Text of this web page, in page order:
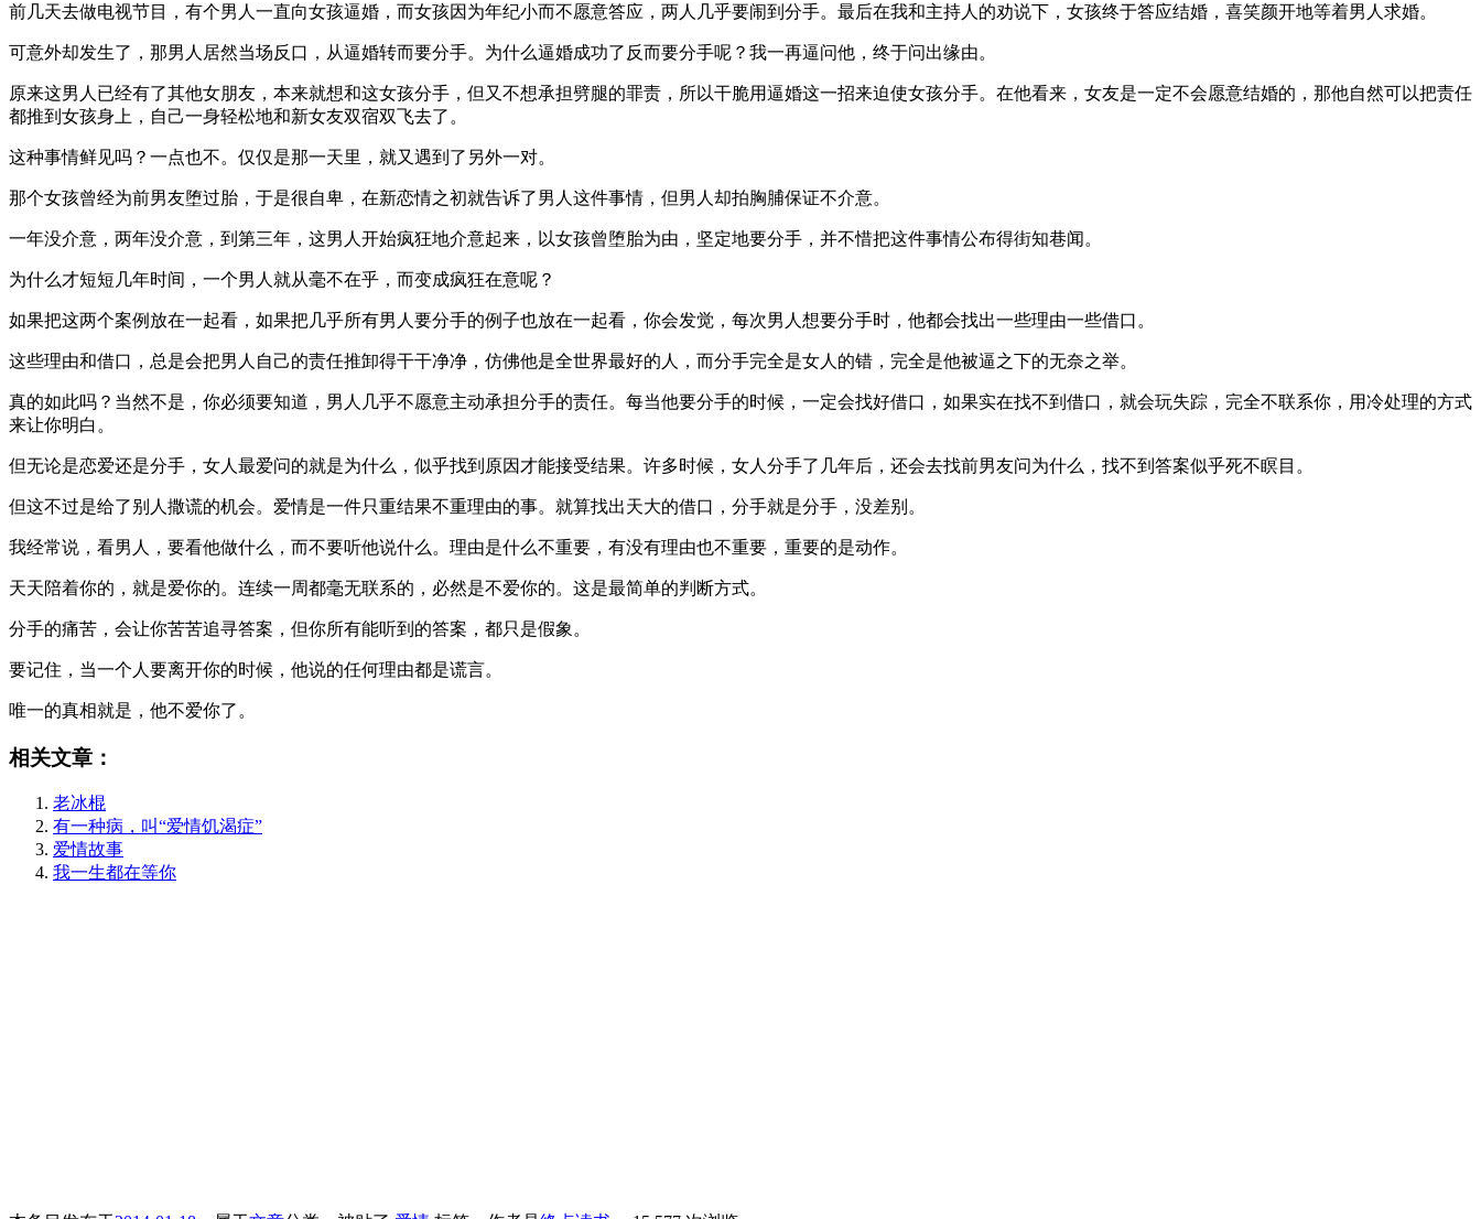
前几天去做电视节目，有个男人一直向女孩逼婚，而女孩因为年纪小而不愿意答应，两人几乎要闹到分手。最后在我和主持人的劝说下，女孩终于答应结婚，喜笑颜开地等着男人求婚。
可意外却发生了，那男人居然当场反口，从逼婚转而要分手。为什么逼婚成功了反而要分手呢？我一再逼问他，终于问出缘由。
原来这男人已经有了其他女朋友，本来就想和这女孩分手，但又不想承担劈腿的罪责，所以干脆用逼婚这一招来迫使女孩分手。在他看来，女友是一定不会愿意结婚的，那他自然可以把责任
都推到女孩身上，自己一身轻松地和新女友双宿双飞去了。
这种事情鲜见吗？一点也不。仅仅是那一天里，就又遇到了另外一对。
那个女孩曾经为前男友堕过胎，于是很自卑，在新恋情之初就告诉了男人这件事情，但男人却拍胸脯保证不介意。
一年没介意，两年没介意，到第三年，这男人开始疯狂地介意起来，以女孩曾堕胎为由，坚定地要分手，并不惜把这件事情公布得街知巷闻。
为什么才短短几年时间，一个男人就从毫不在乎，而变成疯狂在意呢？
如果把这两个案例放在一起看，如果把几乎所有男人要分手的例子也放在一起看，你会发觉，每次男人想要分手时，他都会找出一些理由一些借口。
这些理由和借口，总是会把男人自己的责任推卸得干干净净，仿佛他是全世界最好的人，而分手完全是女人的错，完全是他被逼之下的无奈之举。
真的如此吗？当然不是，你必须要知道，男人几乎不愿意主动承担分手的责任。每当他要分手的时候，一定会找好借口，如果实在找不到借口，就会玩失踪，完全不联系你，用冷处理的方式
来让你明白。
但无论是恋爱还是分手，女人最爱问的就是为什么，似乎找到原因才能接受结果。许多时候，女人分手了几年后，还会去找前男友问为什么，找不到答案似乎死不瞑目。
但这不过是给了别人撒谎的机会。爱情是一件只重结果不重理由的事。就算找出天大的借口，分手就是分手，没差别。
我经常说，看男人，要看他做什么，而不要听他说什么。理由是什么不重要，有没有理由也不重要，重要的是动作。
天天陪着你的，就是爱你的。连续一周都毫无联系的，必然是不爱你的。这是最简单的判断方式。
分手的痛苦，会让你苦苦追寻答案，但你所有能听到的答案，都只是假象。
要记住，当一个人要离开你的时候，他说的任何理由都是谎言。
唯一的真相就是，他不爱你了。
相关文章：
老冰棍
有一种病，叫“爱情饥渴症”
爱情故事
我一生都在等你